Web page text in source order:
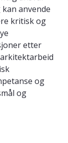
anvende
kritisk og
etter
og
og